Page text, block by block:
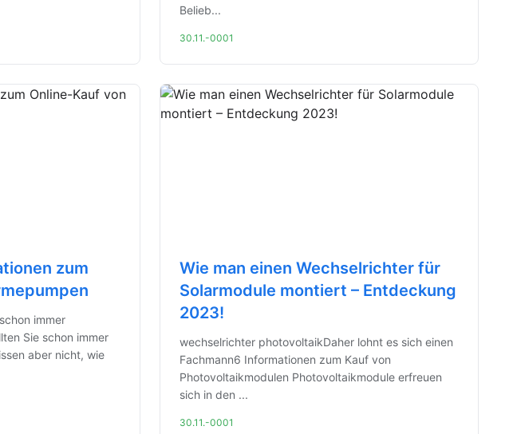
Belieb...
30.11.-0001
zum
immer
Sie schon immer
aber nicht, wie
Wie man einen Wechselrichter für
Solarmodule montiert – Entdeckung
2023!
wechselrichter photovoltaikDaher lohnt es sich einen
Fachmann6 Informationen zum Kauf von
Photovoltaikmodulen Photovoltaikmodule erfreuen
sich in den ...
30.11.-0001